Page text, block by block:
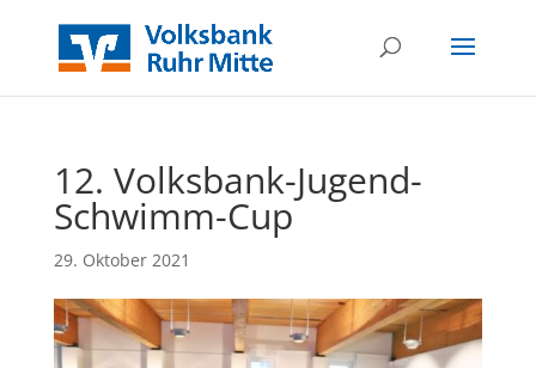
12. Volksbank-Jugend-
Schwimm-Cup
29. Oktober 2021